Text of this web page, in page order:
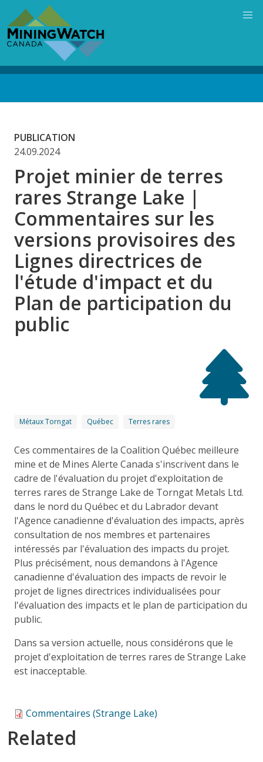
main
content
PUBLICATION
24.09.2024
Projet minier de terres
rares Strange Lake |
Commentaires sur les
versions provisoires des
Lignes directrices de
l'étude d'impact et du
Plan de participation du
public
Métaux Torngat Québec Terres rares
Ces commentaires de la Coalition Québec meilleure
mine et de Mines Alerte Canada s'inscrivent dans le
cadre de l'évaluation du projet d'exploitation de
terres rares de Strange Lake de Torngat Metals Ltd.
dans le nord du Québec et du Labrador devant
l'Agence canadienne d'évaluation des impacts, après
consultation de nos membres et partenaires
intéressés par l'évaluation des impacts du projet.
Plus précisément, nous demandons à l'Agence
canadienne d'évaluation des impacts de revoir le
projet de lignes directrices individualisées pour
l'évaluation des impacts et le plan de participation du
public.
Dans sa version actuelle, nous considérons que le
projet d'exploitation de terres rares de Strange Lake
est inacceptable.
Commentaires (Strange Lake)
Related